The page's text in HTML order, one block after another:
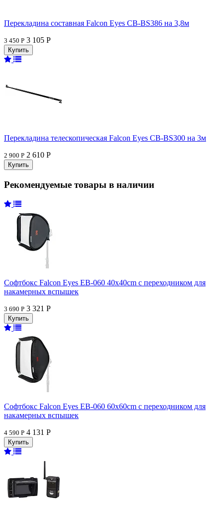
Перекладина составная Falcon Eyes CB-BS386 на 3,8м
3 450 Р 3 105 Р
Перекладина телескопическая Falcon Eyes CB-BS300 на 3м
2 900 Р 2 610 Р
Рекомендуемые товары в наличии
Софтбокс Falcon Eyes EB-060 40x40cm с переходником для
накамерных вспышек
3 690 Р 3 321 Р
Софтбокс Falcon Eyes EB-060 60x60cm с переходником для
накамерных вспышек
4 590 Р 4 131 Р